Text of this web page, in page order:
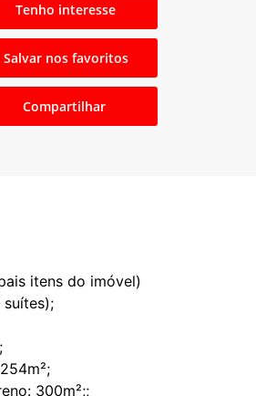
Tenho interesse
Salvar nos favoritos
Compartilhar
itens do imóvel)
300m²;;